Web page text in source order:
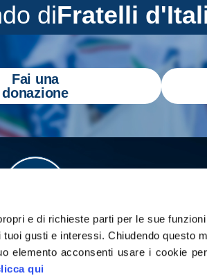
e di richieste parti per le sue
tuoi gusti e interessi.Chiudendo questo
elemento acconsenti usare i cookie
qui
diFratelli
Fai una
donazione